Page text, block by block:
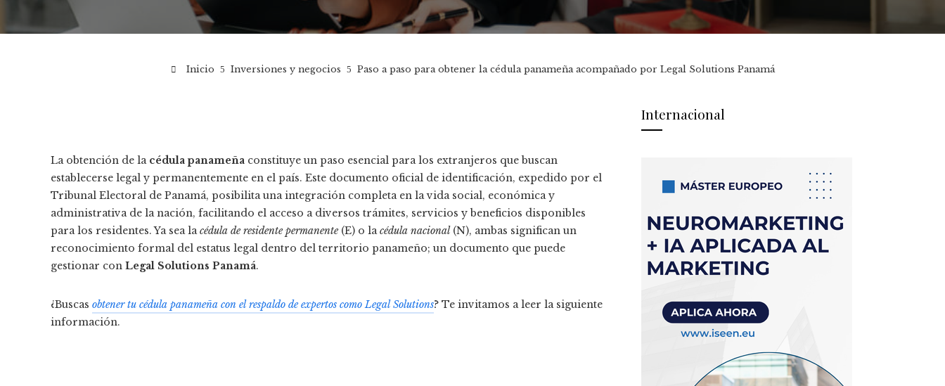
Inicio Inversiones y negocios Paso a paso para obtener la cédula panameña acompañado por Legal Solutions Panamá
La obtención de la cédula panameña constituye un paso esencial para los extranjeros que buscan
establecerse legal y permanentemente en el país. Este documento oficial de identificación, expedido por el
Tribunal Electoral de Panamá, posibilita una integración completa en la vida social, económica y
administrativa de la nación, facilitando el acceso a diversos trámites, servicios y beneficios disponibles
para los residentes. Ya sea lacédula de residente permanente(E) o lacédula nacional(N), ambas significan un
reconocimiento formal del estatus legal dentro del territorio panameño; un documento que puede
gestionar con Legal Solutions Panamá.
¿Buscas obtener tu cédula panameña con el respaldo de expertos como Legal Solutions? Te invitamos a leer la siguiente
información.
Internacional